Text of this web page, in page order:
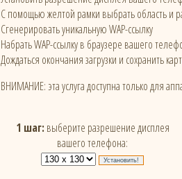
С помощью желтой рамки выбрать область и
Сгенерировать уникальную WAP-ссылку
Набрать WAP-ссылку в браузере вашего
Дождаться окончания загрузки и сохранить
ВНИМАНИЕ: эта услуга доступна только для
1 шаг: выберите разрешение дисплея
вашего телефона: